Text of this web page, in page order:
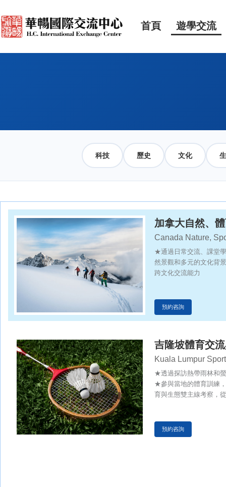
首頁 遊學交流
科技 歷史 文化
加拿大自然、
Canada Nature,
★通過日常交流、課堂
然景觀和多元的文化背
跨文化交流能力
預約咨詢
吉隆坡體育交
Kuala Lumpur
Study Tour
★透過探訪熱帶雨林和
★參與當地的體育訓練
育與生態雙主線考察，
預約咨詢